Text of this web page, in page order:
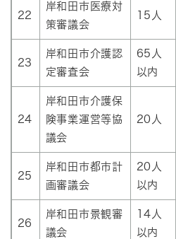
22
岸和田市医療対
策審議会
15人
23
岸和田市介護認
定審査会
65人
以内
24
岸和田市介護保
険事業運営等協
議会
20人
25
岸和田市都市計
画審議会
20人
以内
26
岸和田市景観審
議会
14人
以内